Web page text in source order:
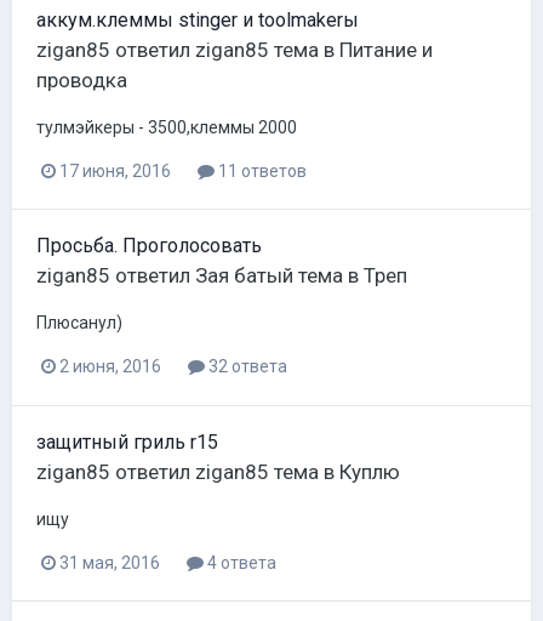
аккум.клеммы stinger и toolmakerы
zigan85 ответил zigan85 тема в Питание и
проводка
тулмэйкеры - 3500,клеммы 2000
17 июня, 2016 11 ответов
Просьба. Проголосовать
zigan85 ответил Зая батый тема в Треп
Плюсанул)
2 июня, 2016 32 ответа
защитный гриль r15
zigan85 ответил zigan85 тема в Куплю
ищу
31 мая, 2016 4 ответа